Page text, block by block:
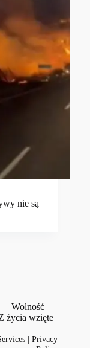
nie są
Wolność
życia wzięte
|Privacy